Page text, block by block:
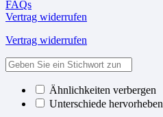
FAQs
Vertrag widerrufen
Vertrag widerrufen
Ähnlichkeiten verbergen
Unterschiede hervorheben